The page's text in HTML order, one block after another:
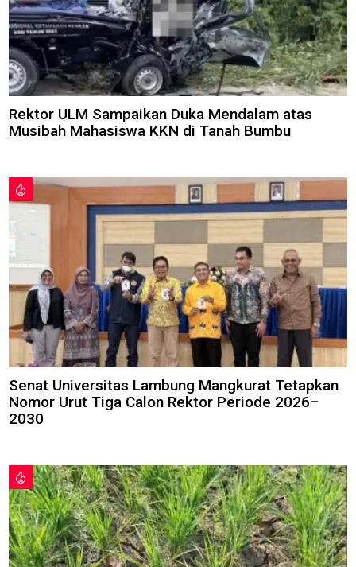
Rektor ULM Sampaikan Duka Mendalam atas
Musibah Mahasiswa KKN di Tanah Bumbu
Senat Universitas Lambung Mangkurat Tetapkan
Nomor Urut Tiga Calon Rektor Periode 2026–
2030